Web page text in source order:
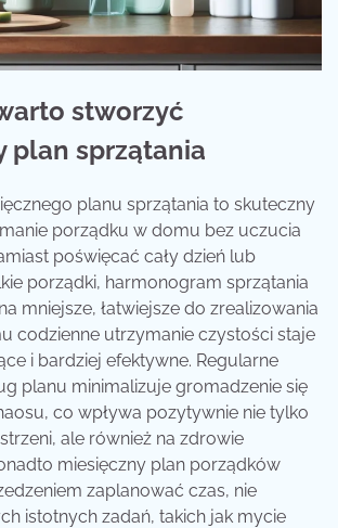
stworzyć
plan sprzątania
planu sprzątania to skuteczny
porządku w domu bez uczucia
poświęcać cały dzień lub
porządki, harmonogram sprzątania
mniejsze, łatwiejsze do zrealizowania
codzienne utrzymanie czystości staje
i bardziej efektywne. Regularne
planu minimalizuje gromadzenie się
co wpływa pozytywnie nie tylko
ale również na zdrowie
miesięczny plan porządków
zaplanować czas, nie
istotnych zadań, takich jak mycie